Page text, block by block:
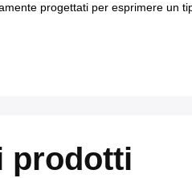
progettati per esprimere un
prodotti